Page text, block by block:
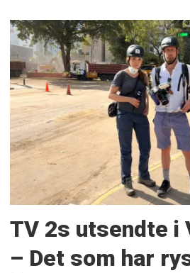
TV 2s utsendte i
– Det som har